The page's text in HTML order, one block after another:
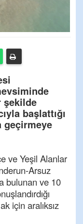
şekilde
başlattığı
geçirmeye
ve Yeşil Alanlar
Arsuz
bulunan ve 10
için aralıksız